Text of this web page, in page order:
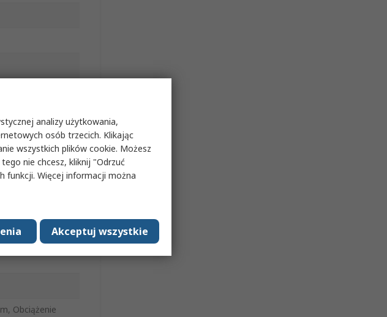
Obciążenie
analizy użytkowania,
osób trzecich. Klikając
wszystkich plików cookie. Możesz
nie chcesz, kliknij "Odrzuć
funkcji. Więcej informacji można
Akceptuj wszystkie